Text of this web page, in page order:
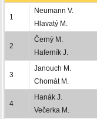
1
Neumann V.
Hlavatý M.
2
Černý M.
Haferník J.
3
Janouch M.
Chomát M.
4
Hanák J.
Večerka M.